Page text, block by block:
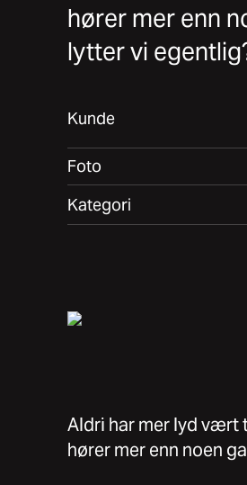
hører mer enn
lytter vi
Kunde
Foto
Kategori
Aldri har mer lyd vært
hører mer enn noen